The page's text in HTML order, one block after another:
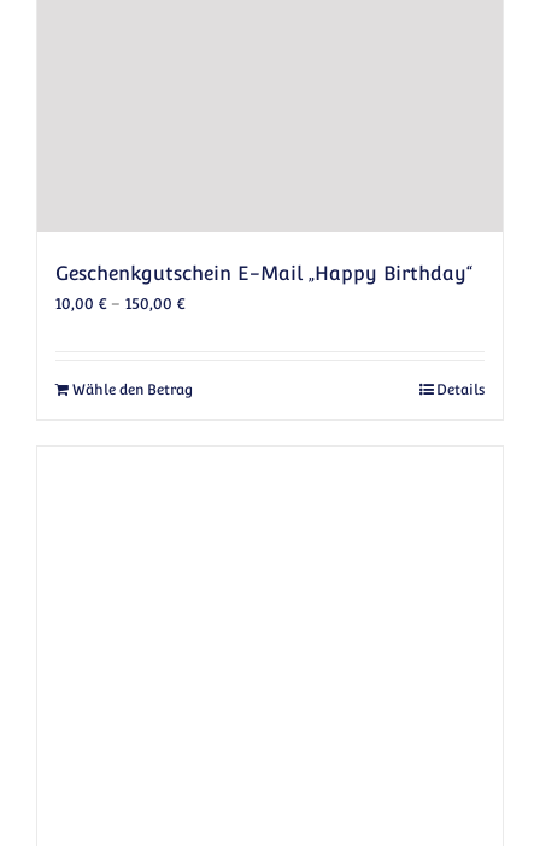
Geschenkgutschein E-Mail „Happy Birthday“
10,00 €– 150,00 €
Wähle den Betrag Dieses Produkt weist mehrere Varianten
Details